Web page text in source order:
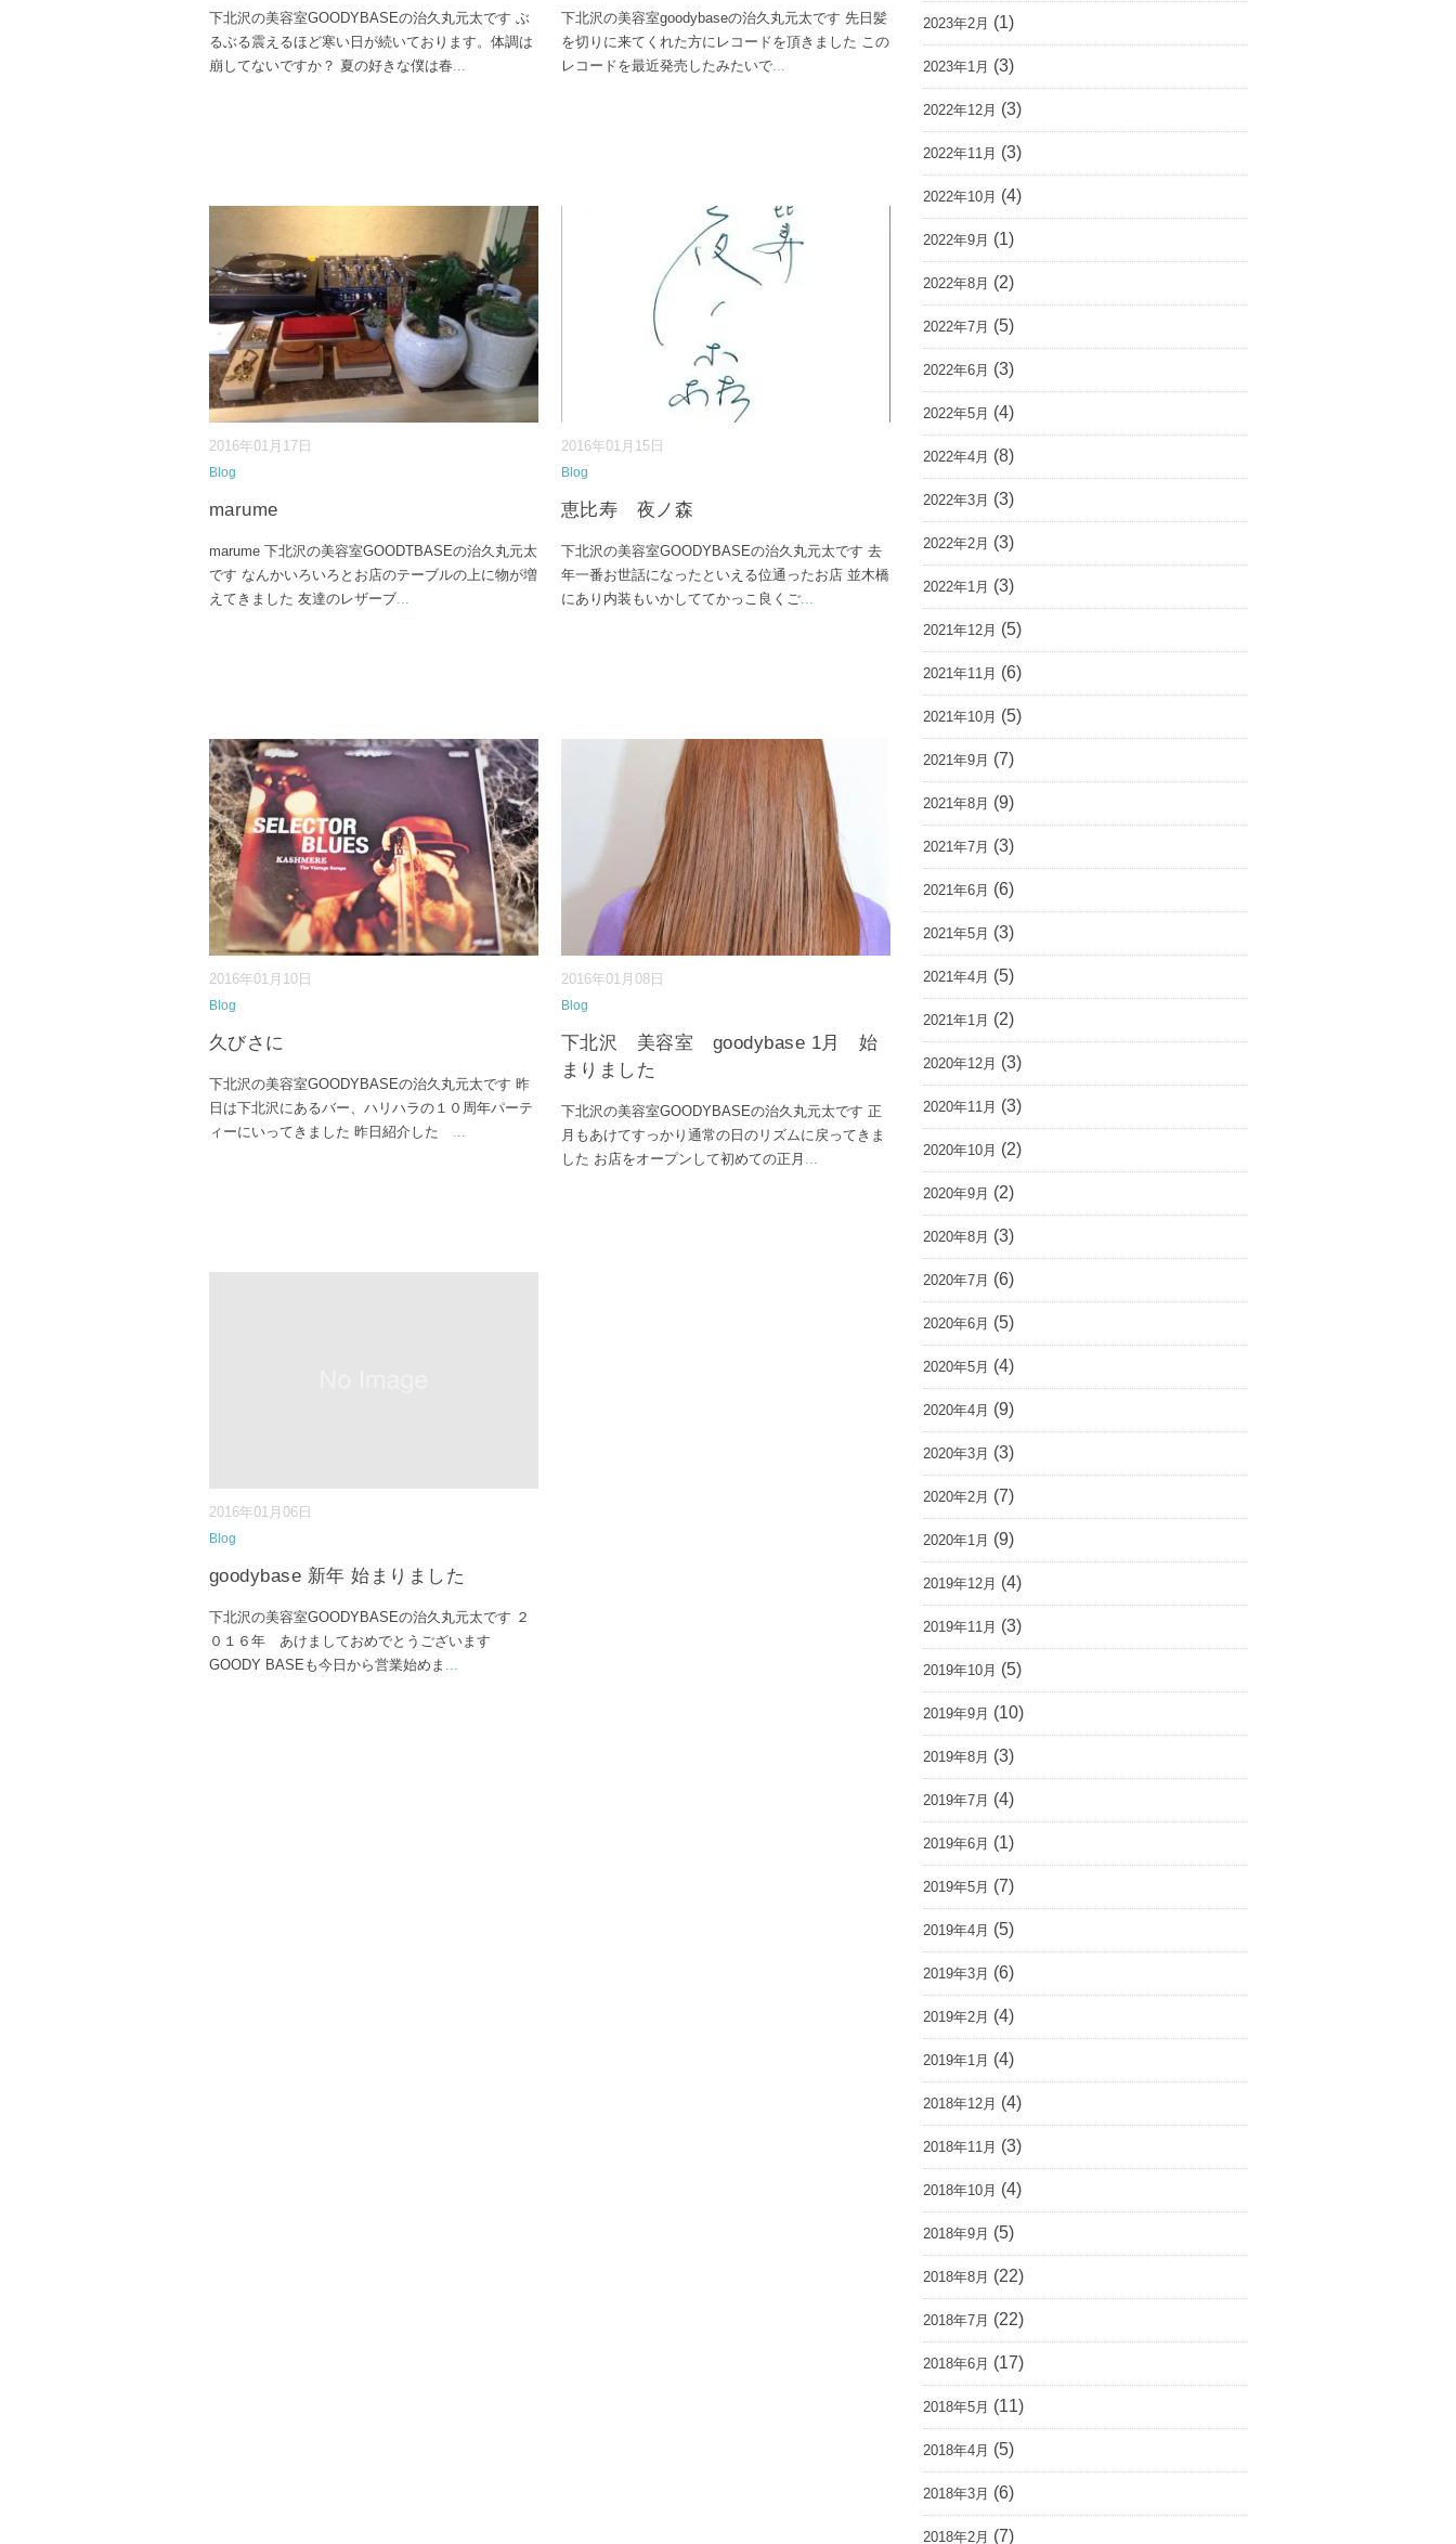
下北沢の美容室GOODYBASEの治久丸元太です ぶ
るぶる震えるほど寒い日が続いております。体調は
崩してないですか？ 夏の好きな僕は春...
下北沢の美容室goodybaseの治久丸元太です 先日髪
を切りに来てくれた方にレコードを頂きました この
レコードを最近発売したみたいで...
2016年01月17日
Blog
marume
marume 下北沢の美容室GOODTBASEの治久丸元太
です なんかいろいろとお店のテーブルの上に物が増
えてきました 友達のレザーブ...
2016年01月15日
Blog
恵比寿 夜ノ森
下北沢の美容室GOODYBASEの治久丸元太です 去
年一番お世話になったといえる位通ったお店 並木橋
にあり内装もいかしててかっこ良くご...
2016年01月10日
Blog
久びさに
下北沢の美容室GOODYBASEの治久丸元太です 昨
日は下北沢にあるバー、ハリハラの１０周年パーテ
ィーにいってきました 昨日紹介した ...
2016年01月08日
Blog
下北沢 美容室 goodybase 1月 始
まりました
下北沢の美容室GOODYBASEの治久丸元太です 正
月もあけてすっかり通常の日のリズムに戻ってきま
した お店をオープンして初めての正月 ...
2016年01月06日
Blog
goodybase 新年 始まりました
下北沢の美容室GOODYBASEの治久丸元太です ２
０１６年 あけましておめでとうございます
GOODY BASEも今日から営業始めま ...
2023年2月 (1)
2023年1月 (3)
2022年12月 (3)
2022年11月 (3)
2022年10月 (4)
2022年9月 (1)
2022年8月 (2)
2022年7月 (5)
2022年6月 (3)
2022年5月 (4)
2022年4月 (8)
2022年3月 (3)
2022年2月 (3)
2022年1月 (3)
2021年12月 (5)
2021年11月 (6)
2021年10月 (5)
2021年9月 (7)
2021年8月 (9)
2021年7月 (3)
2021年6月 (6)
2021年5月 (3)
2021年4月 (5)
2021年1月 (2)
2020年12月 (3)
2020年11月 (3)
2020年10月 (2)
2020年9月 (2)
2020年8月 (3)
2020年7月 (6)
2020年6月 (5)
2020年5月 (4)
2020年4月 (9)
2020年3月 (3)
2020年2月 (7)
2020年1月 (9)
2019年12月 (4)
2019年11月 (3)
2019年10月 (5)
2019年9月 (10)
2019年8月 (3)
2019年7月 (4)
2019年6月 (1)
2019年5月 (7)
2019年4月 (5)
2019年3月 (6)
2019年2月 (4)
2019年1月 (4)
2018年12月 (4)
2018年11月 (3)
2018年10月 (4)
2018年9月 (5)
2018年8月 (22)
2018年7月 (22)
2018年6月 (17)
2018年5月 (11)
2018年4月 (5)
2018年3月 (6)
2018年2月 (7)